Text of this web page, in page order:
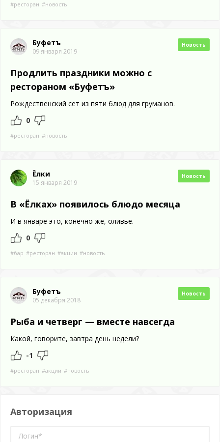
#ресторан #новость
Буфетъ
09 января 2019
Новость
Продлить праздники можно с
рестораном «Буфетъ»
Рождественский сет из пяти блюд для груманов.
0
#ресторан #новость
Ёлки
15 января 2019
Новость
В «Ёлках» появилось блюдо месяца
И в январе это, конечно же, оливье.
0
#бар #ресторан #акции #новость
Буфетъ
05 декабря 2018
Новость
Рыба и четверг — вместе навсегда
Какой, говорите, завтра день недели?
-1
#ресторан #акции #новость
Авторизация